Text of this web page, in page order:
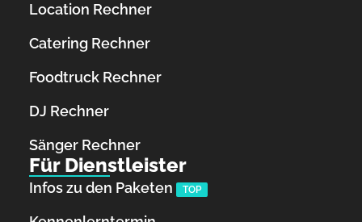
Location Rechner
Catering Rechner
Foodtruck Rechner
DJ Rechner
Sänger Rechner
Für Dienstleister
Infos zu den Paketen TOP